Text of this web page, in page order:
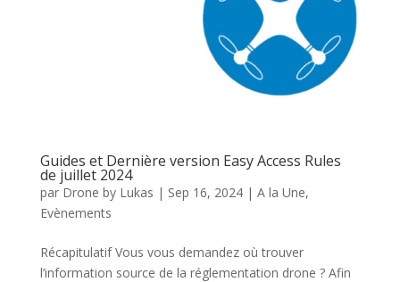
Guides et Dernière version Easy Access Rules
de juillet 2024
par Drone by Lukas | Sep 16, 2024| A la Une,
Evènements
Récapitulatif Vous vous demandez où trouver
l’information source de la réglementation drone ? Afin